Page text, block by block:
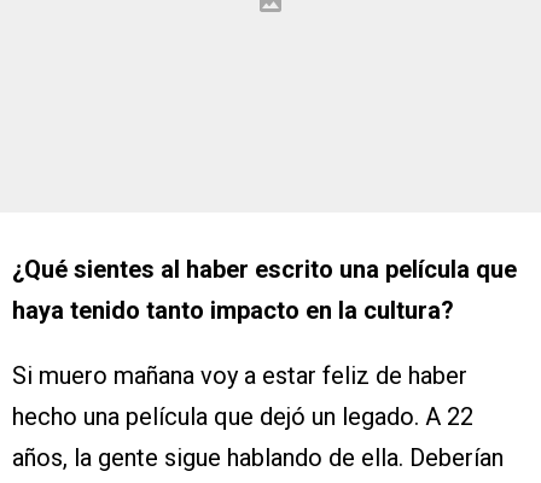
¿Qué sientes al haber escrito una película que
haya tenido tanto impacto en la cultura?
Si muero mañana voy a estar feliz de haber
hecho una película que dejó un legado. A 22
años, la gente sigue hablando de ella. Deberían